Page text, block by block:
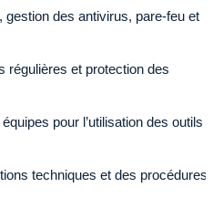
des antivirus, pare-feu et
régulières et protection des
pour l’utilisation des outils
techniques et des procédures